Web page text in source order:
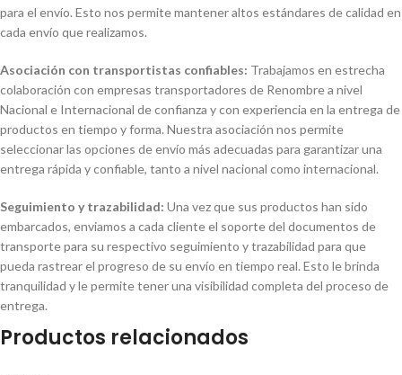
para el envío. Esto nos permite mantener altos estándares de calidad en
cada envío que realizamos.
Asociación con transportistas confiables: Trabajamos en estrecha
colaboración con empresas transportadores de Renombre a nivel
Nacional e Internacional de confianza y con experiencia en la entrega de
productos en tiempo y forma. Nuestra asociación nos permite
seleccionar las opciones de envío más adecuadas para garantizar una
entrega rápida y confiable, tanto a nivel nacional como internacional.
Seguimiento y trazabilidad: Una vez que sus productos han sido
embarcados, enviamos a cada cliente el soporte del documentos de
transporte para su respectivo seguimiento y trazabilidad para que
pueda rastrear el progreso de su envío en tiempo real. Esto le brinda
tranquilidad y le permite tener una visibilidad completa del proceso de
entrega.
Productos relacionados